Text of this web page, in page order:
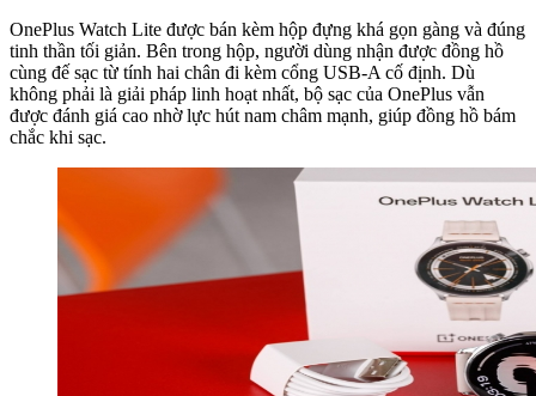
OnePlus Watch Lite được bán kèm hộp đựng khá gọn gàng và đúng
tinh thần tối giản. Bên trong hộp, người dùng nhận được đồng hồ
cùng đế sạc từ tính hai chân đi kèm cổng USB-A cố định. Dù
không phải là giải pháp linh hoạt nhất, bộ sạc của OnePlus vẫn
được đánh giá cao nhờ lực hút nam châm mạnh, giúp đồng hồ bám
chắc khi sạc.